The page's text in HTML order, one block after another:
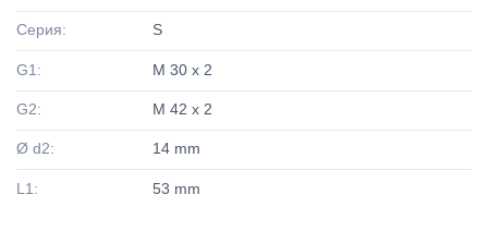
Серия: S
G1: M 30 x 2
G2: M 42 x 2
Ø d2: 14 mm
L1: 53 mm